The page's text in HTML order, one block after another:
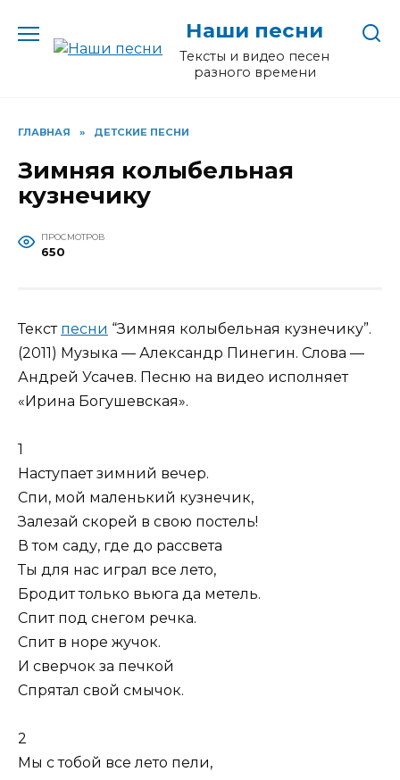
содержанию
Наши песни
Тексты и видео песен
разного времени
ГЛАВНАЯ » ДЕТСКИЕ ПЕСНИ
Зимняя колыбельная
кузнечику
ПРОСМОТРОВ
650
Текст песни “Зимняя колыбельная кузнечику”.
(2011) Музыка — Александр Пинегин. Слова —
Андрей Усачев. Песню на видео исполняет
«Ирина Богушевская».
1
Наступает зимний вечер.
Спи, мой маленький кузнечик,
Залезай скорей в свою постель!
В том саду, где до рассвета
Ты для нас играл все лето,
Бродит только вьюга да метель.
Спит под снегом речка.
Спит в норе жучок.
И сверчок за печкой
Спрятал свой смычок.
2
Мы с тобой все лето пели,